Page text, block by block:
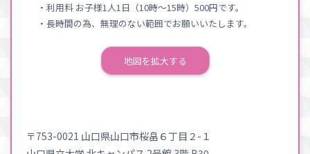
・利用料 お子様1人1日（10時〜15時）500円です。
・長時間の為、無理のない範囲でお願いいたします。
地図を拡大する
〒753-0021 山口県山口市桜畠６丁目２-１